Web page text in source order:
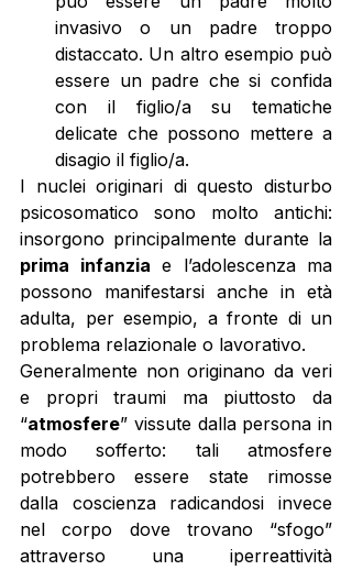
invasivo o un padre troppo
distaccato. Un altro esempio può
essere un padre che si confida
con il figlio/a su tematiche
delicate che possono mettere a
disagio il figlio/a.
I nuclei originari di questo disturbo
psicosomatico sono molto antichi:
prima infanzia e l’adolescenza ma
possono manifestarsi anche in età
adulta, per esempio, a fronte di un
problema relazionale o lavorativo.
Generalmente non originano da veri
e propri traumi ma piuttosto da
“atmosfere” vissute dalla persona in
modo sofferto: tali atmosfere
potrebbero essere state rimosse
dalla coscienza radicandosi invece
nel corpo dove trovano “sfogo”
attraverso una iperreattività